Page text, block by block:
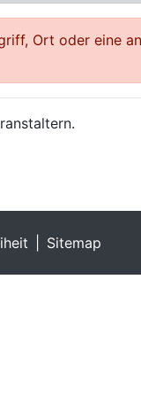
Ort oder eine
Sitemap